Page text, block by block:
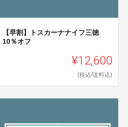
【早割】トスカーナナイフ三徳
10％オフ
¥12,600
(税込/送料込)